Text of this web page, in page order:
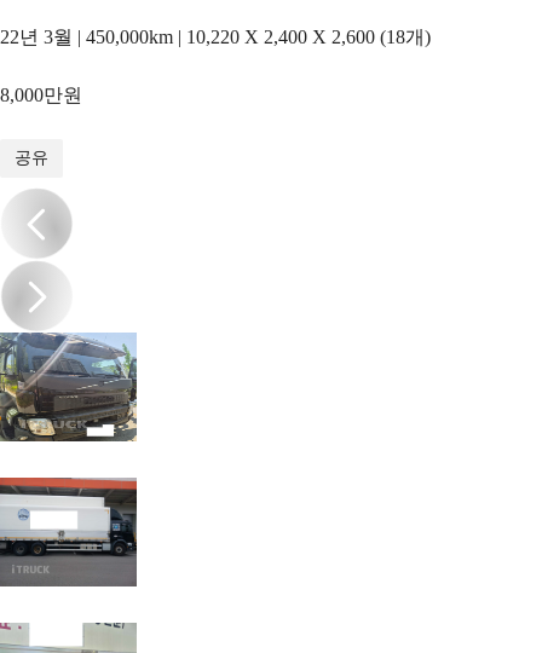
22년 3월 | 450,000km | 10,220 X 2,400 X 2,600 (18개)
8,000만원
공유
/7